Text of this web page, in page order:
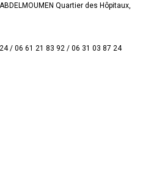
Quartier des Hôpitaux,
/ 06 61 21 83 92 / 06 31 03 87 24